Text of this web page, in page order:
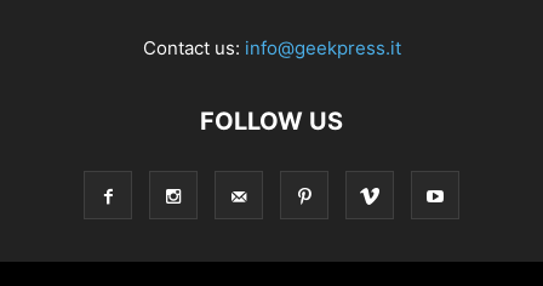
Contact us: info@geekpress.it
FOLLOW US